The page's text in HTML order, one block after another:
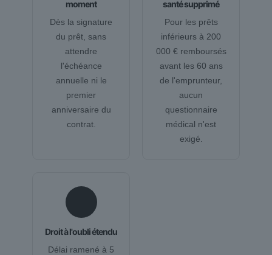
moment
Dès la signature
du prêt, sans
attendre
l'échéance
annuelle ni le
premier
anniversaire du
contrat.
santé supprimé
Pour les prêts
inférieurs à 200
000 € remboursés
avant les 60 ans
de l'emprunteur,
aucun
questionnaire
médical n'est
exigé.
Droit à l'oubli étendu
Délai ramené à 5